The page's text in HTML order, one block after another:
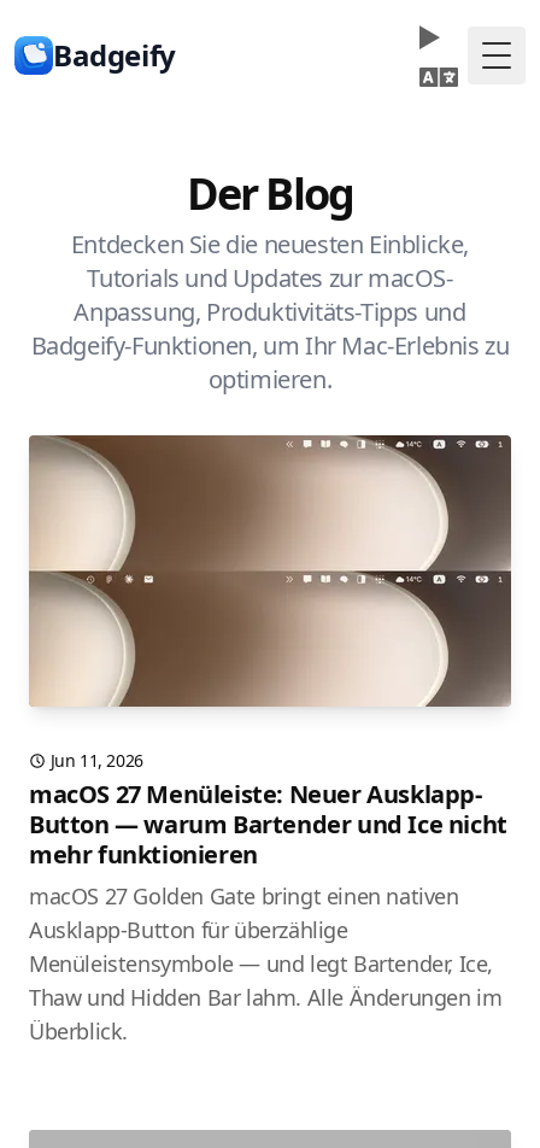
Badgeify
Der Blog
Entdecken Sie die neuesten Einblicke,
Tutorials und Updates zur macOS-
Anpassung, Produktivitäts-Tipps und
Badgeify-Funktionen, um Ihr Mac-Erlebnis zu
optimieren.
Jun 11, 2026
macOS 27 Menüleiste: Neuer Ausklapp-
Button — warum Bartender und Ice nicht
mehr funktionieren
macOS 27 Golden Gate bringt einen nativen
Ausklapp-Button für überzählige
Menüleistensymbole — und legt Bartender, Ice,
Thaw und Hidden Bar lahm. Alle Änderungen im
Überblick.